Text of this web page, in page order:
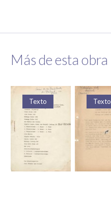
Más de esta obra
Texto Texto